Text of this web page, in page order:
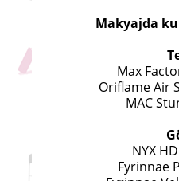
Makyajda
Max
Oriflame Air
MAC
NYX
Fyrinnae